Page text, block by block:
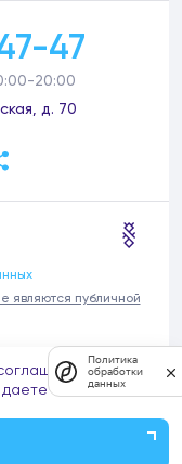
47
20:00
д. 70
являются публичной
частных услуг от
ремонтов, продажи
на то, что
услуг, не имеет
к частным
на
согласие на
Политика
обработки
данных